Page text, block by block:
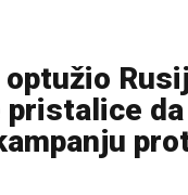
optužio
pristalice